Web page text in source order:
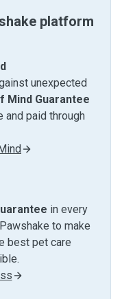
platform
unexpected
Mind Guarantee
and paid through
in every
to make
best pet care